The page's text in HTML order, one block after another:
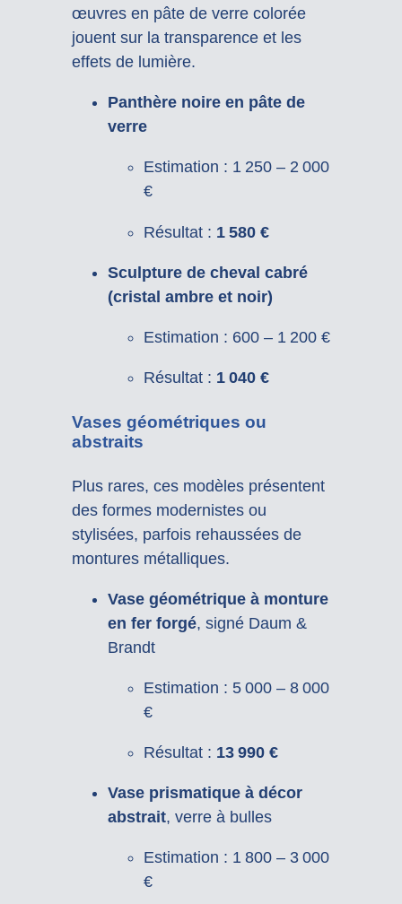
œuvres en pâte de verre colorée
jouent sur la transparence et les
effets de lumière.
Panthère noire en pâte de
verre
Estimation : 1 250 – 2 000
€
Résultat : 1 580 €
Sculpture de cheval cabré
(cristal ambre et noir)
Estimation : 600 – 1 200 €
Résultat : 1 040 €
Vases géométriques ou
abstraits
Plus rares, ces modèles présentent
des formes modernistes ou
stylisées, parfois rehaussées de
montures métalliques.
Vase géométrique à monture
en fer forgé, signé Daum &
Brandt
Estimation : 5 000 – 8 000
€
Résultat : 13 990 €
Vase prismatique à décor
abstrait, verre à bulles
Estimation : 1 800 – 3 000
€